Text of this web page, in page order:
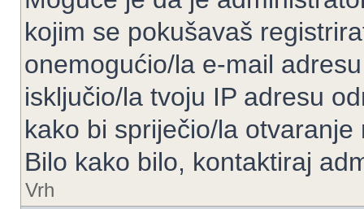
kojim se pokušavaš
onemogućio/la e-mail
isključio/la tvoju IP adresu
kako bi spriječio/la
Bilo kako bilo, kontaktiraj
Vrh